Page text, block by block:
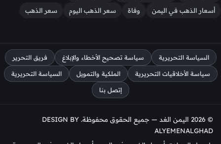
أسعار الذهب في اليمن
وفاة سعر الذهب اليوم سعر الذهب
السياسة التحريرية سياسة تصحيح الأخطاء والإبلاغ فريق التحرير
سياسة الأخلاقيات التحريرية الملكية والتمويل السياسة التحريرية
إتصل بنا
© 2026 اليمن الغد — جميع الحقوق محفوظة. DESIGN BY
ALYEMENALGHAD